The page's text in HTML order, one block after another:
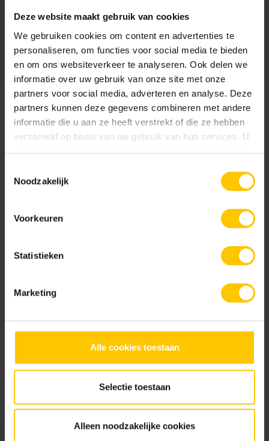
Deze website maakt gebruik van cookies
We gebruiken cookies om content en advertenties te
personaliseren, om functies voor social media te bieden
en om ons websiteverkeer te analyseren. Ook delen we
informatie over uw gebruik van onze site met onze
partners voor social media, adverteren en analyse. Deze
partners kunnen deze gegevens combineren met andere
informatie die u aan ze heeft verstrekt of die ze hebben
verzameld op basis van uw gebruik van hun services. U
gaat akkoord met onze cookies als u onze website blijft
Noodzakelijk
Voorkeuren
Statistieken
Marketing
Alle cookies toestaan
Selectie toestaan
Alleen noodzakelijke cookies
Dikte: 4 cm | 6 cm
Onderhoudsvriendelijk door beschermlaag
Een belangrijk onderdeel van deze
onderhoudsgemak. Daar ligt dan ook een groot deel van
deze nieuwe uitvinding: Het duurzaam beschermen van de
zevenvoudige beschermlaag vereeuwigt elk ontwerp en
alle weersomstandigheden en maken vloeistoffen, vetten
en zuren nagenoeg geen kans een blijvende indruk achter
te laten. De hele range van GeoProArte® is hierdoor ook
nog eens eenvoudig te reinigen terwijl deze welhaast
onzichtbaar mee met de kwaliteit van de designs.